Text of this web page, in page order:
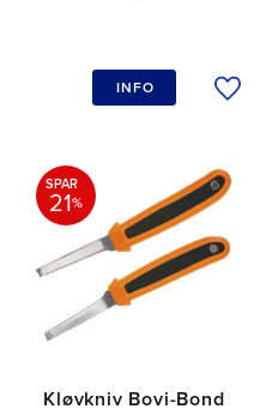
INFO
Kløvkniv Bovi-Bond
SPAR
21%